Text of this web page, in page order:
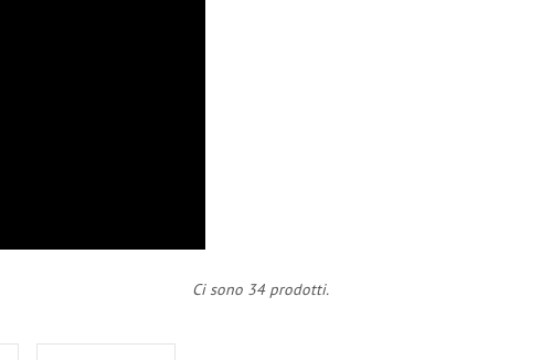
Ci sono 34 prodotti.